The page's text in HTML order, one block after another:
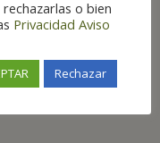
su
o bien
Privacidad Aviso
Rechazar